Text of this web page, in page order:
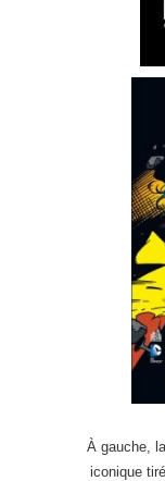
À gauche,
iconique